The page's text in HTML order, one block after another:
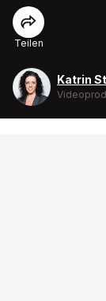
Teilen
Katrin